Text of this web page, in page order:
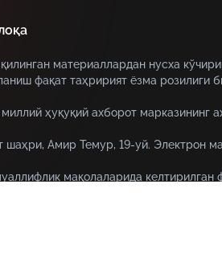
материаллардан нусха
фақат таҳририят ёзма розилиги
ҳуқуқий ахборот марказининг
шаҳри, Амир Темур, 19-уй. Электрон
мақолаларида келтирилган